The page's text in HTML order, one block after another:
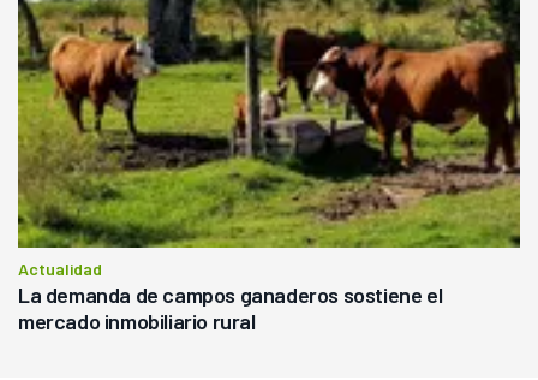
Actualidad
La demanda de campos ganaderos sostiene el
mercado inmobiliario rural